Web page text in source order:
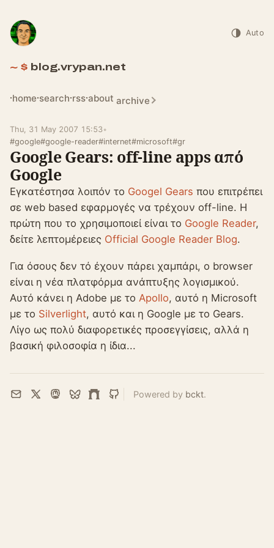
blog.vrypan.net
home search rss about archive
Auto
Thu, 31 May 2007 15:53•
#google#google-reader#internet#microsoft#gr
Google Gears: off-line apps από
Google
Εγκατέστησα λοιπόν το Googel Gears που επιτρέπει
σε web based εφαρμογές να τρέχουν off-line. Η
πρώτη που το χρησιμοποιεί είναι το Google Reader,
δείτε λεπτομέρειες Official Google Reader Blog.
Για όσους δεν τό έχουν πάρει χαμπάρι, ο browser
είναι η νέα πλατφόρμα ανάπτυξης λογισμικού.
Αυτό κάνει η Adobe με το Apollo, αυτό η Microsoft
με το Silverlight, αυτό και η Google με το Gears.
Λίγο ως πολύ διαφορετικές προσεγγίσεις, αλλά η
βασική φιλοσοφία η ίδια...
Email
X Mastodon
BlueskyFarcaster
GitHub
Powered by bckt.